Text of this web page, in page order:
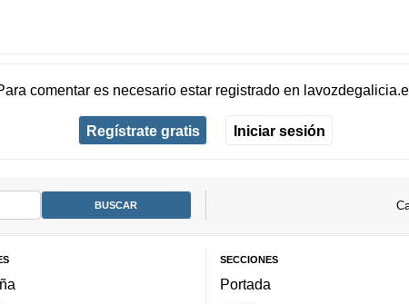
comentar es necesario estar registradoen
Regístrate gratis Iniciar sesión
SECCIONES
Portada